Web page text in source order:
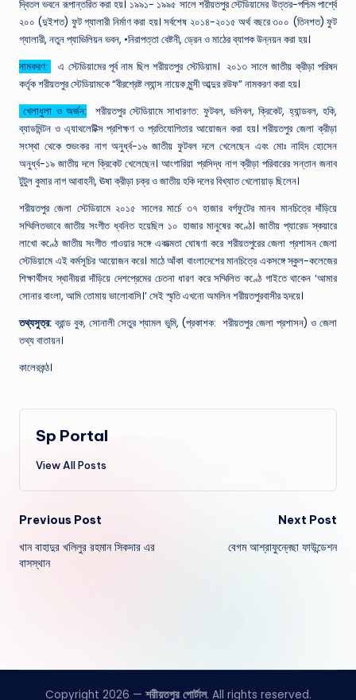
দ্বিতল ভবনে রূপান্তরিত করা হয়। ১৯৯১- ১৯৯৫ সালে শরীয়তপুর স্টেডিয়ামের উত্তর-পশ্চিম পার্শ্বে
২০০ (দুইশত) ফুট গ্যালারী নির্মাণ করা হয়। সর্বশেষ ২০১৪-২০১৫ অর্থ বছরে ৩০০ (তিনশত) ফুট
গ্যালারী, নতুন প্যাভিলিয়ন ভবন, •নিরাপত্তা বেষ্টনী, ড্রেন ও মাঠের ব্যাপক উন্নয়ন করা হয়।
নামকরণ:
এ স্টেডিয়ামের পূর্ব নাম ছিল শরীয়তপুর স্টেডিয়াম।২০১৩ সালে জাতীয় ক্রীড়া পরিষদ
কর্তৃক শরীয়তপুর স্টেডিয়ামকে “বীরশ্রেষ্ট ল্যান্স নায়েক মুন্সী আব্দুর রউফ” নামকরণ করা হয়।
খেলাধুলা ও অর্জন: শরীয়তপুর স্টেডিয়ামে সাধারণত: ফুটবল, ভলিবল, ক্রিকেট, হ্যান্ডবল, হকি,
ব্যাডমিন্টন ও এ্যাথলেটিক্স প্রশিক্ষণ ও প্রতিযোগিতার আয়োজন করা হয়। শরীয়তপুর জেলা ক্রীড়া
সংস্থা থেকে শুভংকর নাগ অনুর্ধ্ব-১৬ জাতীয় ফুটবল দলে খেলেছেন এবং মোঃ নাহিদ হোসেন
অনুর্ধ্ব-১৯ জাতীয় দলে ক্রিকেট খেলেছেন। আংগারিয়া প্রসিদ্ধ নাগ ক্রীড়া পরিবারের সন্তান জনাব
টুটুল কুমার নাগ আবাহনী, ঊষা ক্রীড়া চক্র ও জাতীয় হকি দলের বিখ্যাত খেলোয়াড় ছিলেন।
শরীয়তপুর জেলা স্টেডিয়ামে ২০১৫ সালের মার্চে ৩৭ হাজার বর্গফুটের মানব মানচিত্রে দাঁড়িয়ে
সম্মিলিতভাবে জাতীয় সংগীত ধ্বনিত হয়েছিল ১০ হাজার মানুষের কণ্ঠে। জাতীয় প্যারেড স্কয়ারে
লাখো কণ্ঠে জাতীয় সংগীত গাওয়ার সঙ্গে একাত্মতা ঘোষণা করে শরীয়তপুরের জেলা প্রশাসন জেলা
স্টেডিয়ামে এই কর্মসূচির আয়োজন করে। মাঠে আঁকা বাংলাদেশের মানচিত্রে একসঙ্গে স্কুল-কলেজের
শিক্ষার্থীসহ স্থানীয়রা দাঁড়িয়ে দেশপ্রেমের চেতনা ধারণ করে সম্মিলিত কণ্ঠে গাইতে থাকেন ‘আমার
সোনার বাংলা, আমি তোমায় ভালোবাসি।’ সেই স্মৃতি এখনো অমলিন শরীয়তপুরবাসীর হৃদয়ে।
তথ্যসুত্র:ব্রান্ড বুক, সোনালী সেতুর শ্যামল ভুমি, (প্রকাশক: শরীয়তপুর জেলা প্রশাসন) ও জেলা
তথ্য বাতায়ন।
কালেরকন্ঠ।
Sp Portal
View All Posts
Post
navigation
Previous Post
খান বাহাদুর খলিলুর রহমান সিকদার এর
বাসস্থান
Next Post
বেগম আশ্রাফুন্নেছা ফাউন্ডেশন
Copyright 2026 — শরীয়তপুর পোর্টাল. All rights reserved.